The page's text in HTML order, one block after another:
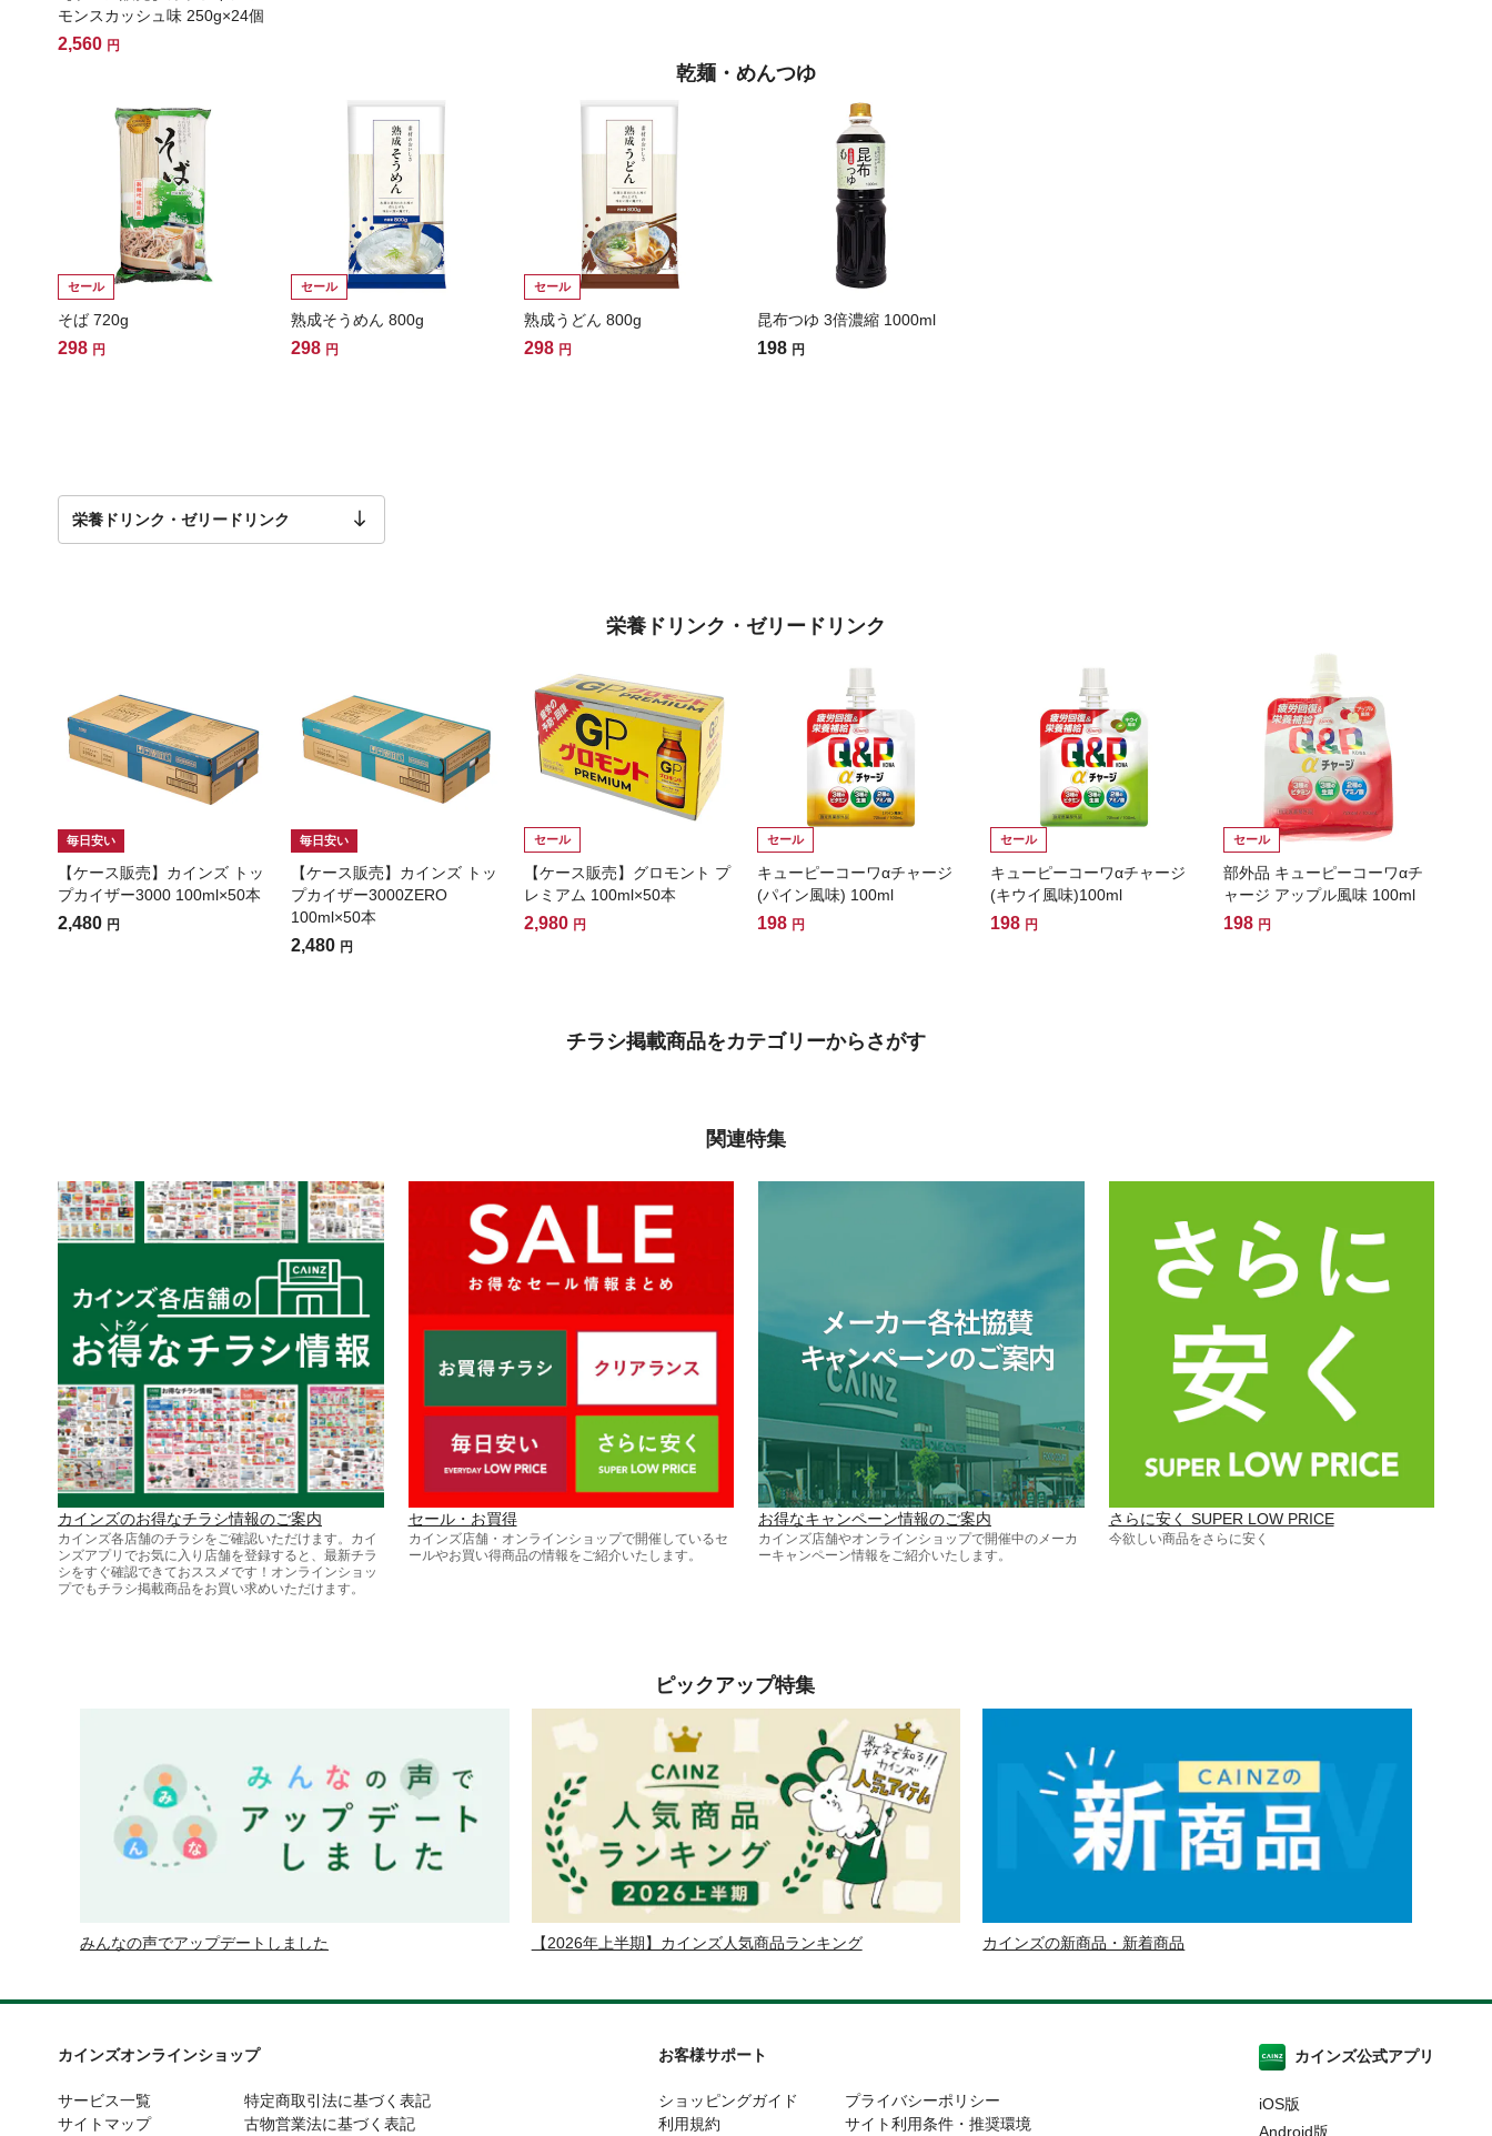
モンスカッシュ味 250g×24個
2,560 円
乾麺・めんつゆ
セール
そば 720g
298 円
セール
熟成そうめん 800g
298 円
セール
熟成うどん 800g
298 円
昆布つゆ 3倍濃縮 1000ml
198 円
栄養ドリンク・ゼリードリンク
栄養ドリンク・ゼリードリンク
毎日安い
【ケース販売】カインズ トッ
プカイザー3000 100ml×50本
2,480 円
毎日安い
【ケース販売】カインズ トッ
プカイザー3000ZERO
100ml×50本
2,480 円
セール
【ケース販売】グロモント プ
レミアム 100ml×50本
2,980 円
セール
キューピーコーワαチャージ
(パイン風味) 100ml
198 円
セール
キューピーコーワαチャージ
(キウイ風味)100ml
198 円
セール
部外品 キューピーコーワαチ
ャージ アップル風味 100ml
198 円
チラシ掲載商品をカテゴリーからさがす
関連特集
カインズのお得なチラシ情報のご案内
カインズ各店舗のチラシをご確認いただけます。カイ
ンズアプリでお気に入り店舗を登録すると、最新チラ
シをすぐ確認できておススメです！オンラインショッ
プでもチラシ掲載商品をお買い求めいただけます。
セール・お買得
カインズ店舗・オンラインショップで開催しているセ
ールやお買い得商品の情報をご紹介いたします。
お得なキャンペーン情報のご案内
カインズ店舗やオンラインショップで開催中のメーカ
ーキャンペーン情報をご紹介いたします。
さらに安く SUPER LOW PRICE
今欲しい商品をさらに安く
ピックアップ特集
みんなの声でアップデートしました 【2026年上半期】カインズ人気商品ランキング カインズの新商品・新着商品
カインズオンラインショップ
サービス一覧
サイトマップ
特定商取引法に基づく表記
古物営業法に基づく表記
お客様サポート
ショッピングガイド
利用規約
プライバシーポリシー
サイト利用条件・推奨環境
カインズ公式アプリ
iOS版
Android版